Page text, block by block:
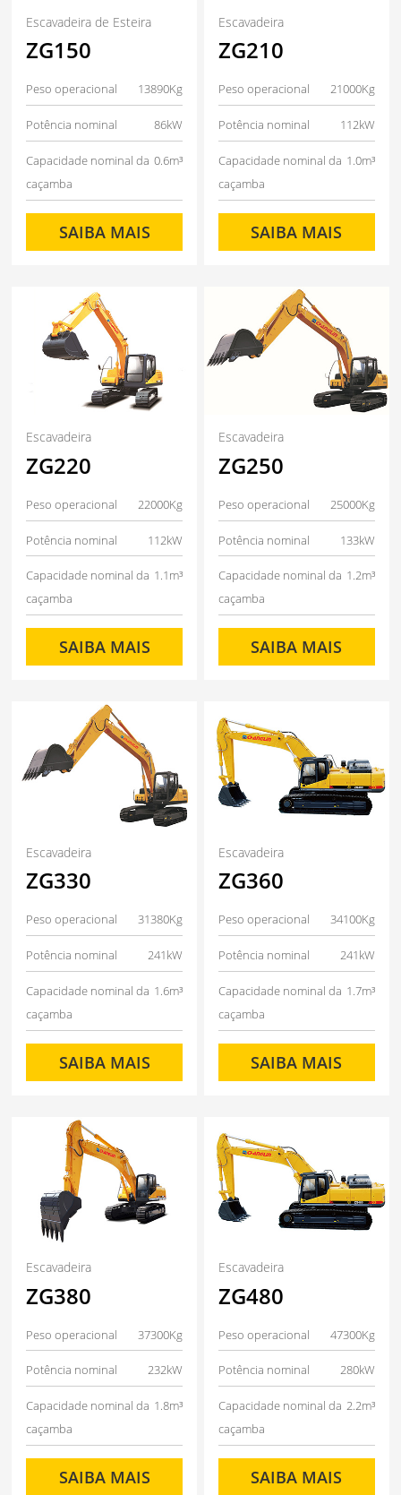
Escavadeira de Esteira
ZG150
Peso operacional 13890Kg
Potência nominal 86kW
Capacidade nominal da
caçamba
0.6m³
SAIBA MAIS
Escavadeira
ZG210
Peso operacional 21000Kg
Potência nominal 112kW
Capacidade nominal da
caçamba
1.0m³
SAIBA MAIS
Escavadeira
ZG220
Peso operacional 22000Kg
Potência nominal 112kW
Capacidade nominal da
caçamba
1.1m³
SAIBA MAIS
Escavadeira
ZG250
Peso operacional 25000Kg
Potência nominal 133kW
Capacidade nominal da
caçamba
1.2m³
SAIBA MAIS
Escavadeira
ZG330
Peso operacional 31380Kg
Potência nominal 241kW
Capacidade nominal da
caçamba
1.6m³
SAIBA MAIS
Escavadeira
ZG360
Peso operacional 34100Kg
Potência nominal 241kW
Capacidade nominal da
caçamba
1.7m³
SAIBA MAIS
Escavadeira
ZG380
Peso operacional 37300Kg
Potência nominal 232kW
Capacidade nominal da
caçamba
1.8m³
SAIBA MAIS
Escavadeira
ZG480
Peso operacional 47300Kg
Potência nominal 280kW
Capacidade nominal da
caçamba
2.2m³
SAIBA MAIS